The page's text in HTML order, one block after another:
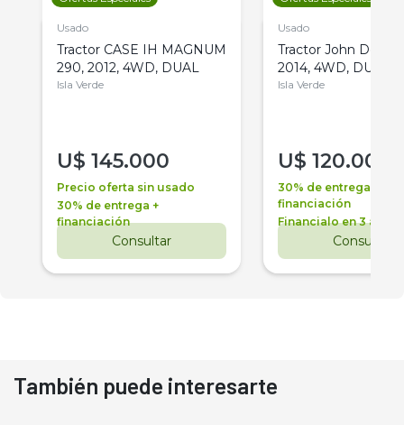
Usado
Tractor CASE IH MAGNUM
290, 2012, 4WD, DUAL
Isla Verde
U$ 145.000
Precio oferta sin usado
30% de entrega +
financiación
Consultar
Usado
Tractor John Deere
2014, 4WD, DUAL
Isla Verde
U$ 120.000
30% de entrega +
financiación
Financialo en 3 años
Consultar
También puede interesarte